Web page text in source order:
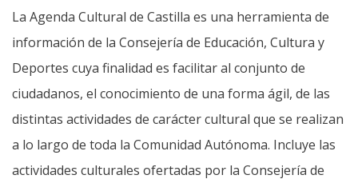
La Agenda Cultural de Castilla es una herramienta de
información de la Consejería de Educación, Cultura y
Deportes cuya finalidad es facilitar al conjunto de
ciudadanos, el conocimiento de una forma ágil, de las
distintas actividades de carácter cultural que se realizan
a lo largo de toda la Comunidad Autónoma. Incluye las
actividades culturales ofertadas por la Consejería de